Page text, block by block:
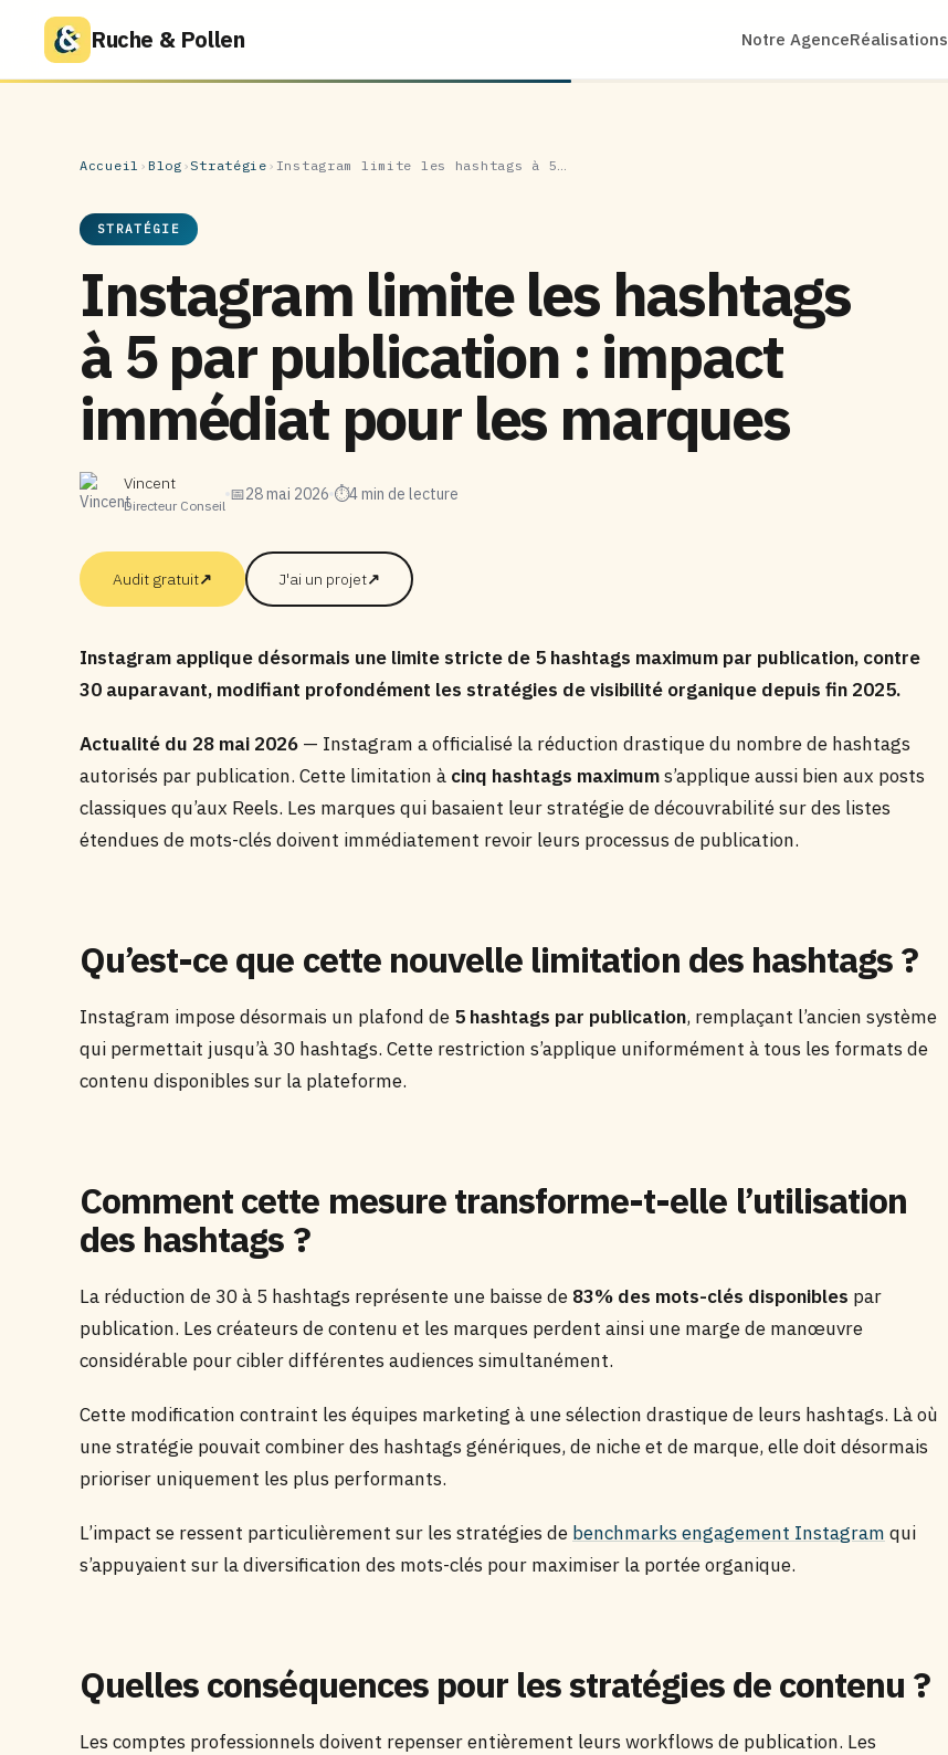
Ruche & Pollen Notre AgenceRéalisations
Accueil › Blog ›Stratégie › Instagram limite les hashtags à 5…
STRATÉGIE
Instagram limite les hashtags
à 5 par publication : impact
immédiat pour les marques
Vincent
Directeur Conseil
📅28 mai 2026 ⏱4 min de lecture
Audit gratuit↗ J'ai un projet↗
Instagram applique désormais une limite stricte de 5 hashtags maximum par publication, contre
30 auparavant, modifiant profondément les stratégies de visibilité organique depuis fin 2025.
Actualité du 28 mai 2026 — Instagram a officialisé la réduction drastique du nombre de hashtags
autorisés par publication. Cette limitation à cinq hashtags maximums’applique aussi bien aux posts
classiques qu’aux Reels. Les marques qui basaient leur stratégie de découvrabilité sur des listes
étendues de mots-clés doivent immédiatement revoir leurs processus de publication.
Qu’est-ce que cette nouvelle limitation des hashtags ?
Instagram impose désormais un plafond de 5 hashtags par publication, remplaçant l’ancien système
qui permettait jusqu’à 30 hashtags. Cette restriction s’applique uniformément à tous les formats de
contenu disponibles sur la plateforme.
Comment cette mesure transforme-t-elle l’utilisation
des hashtags ?
La réduction de 30 à 5 hashtags représente une baisse de 83% des mots-clés disponibles par
publication. Les créateurs de contenu et les marques perdent ainsi une marge de manœuvre
considérable pour cibler différentes audiences simultanément.
Cette modification contraint les équipes marketing à une sélection drastique de leurs hashtags. Là où
une stratégie pouvait combiner des hashtags génériques, de niche et de marque, elle doit désormais
prioriser uniquement les plus performants.
L’impact se ressent particulièrement sur les stratégies de benchmarks engagement Instagram qui
s’appuyaient sur la diversification des mots-clés pour maximiser la portée organique.
Quelles conséquences pour les stratégies de contenu ?
Les comptes professionnels doivent repenser entièrement leurs workflows de publication. Les